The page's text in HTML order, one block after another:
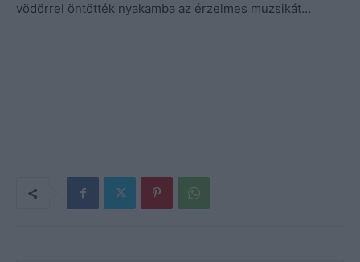
vödörrel öntötték nyakamba az érzelmes muzsikát…